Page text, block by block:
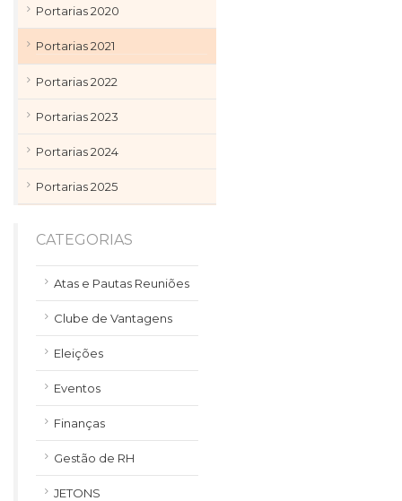
Portarias 2020
Portarias 2021
Portarias 2022
Portarias 2023
Portarias 2024
Portarias 2025
CATEGORIAS
Atas e Pautas Reuniões
Clube de Vantagens
Eleições
Eventos
Finanças
Gestão de RH
JETONS